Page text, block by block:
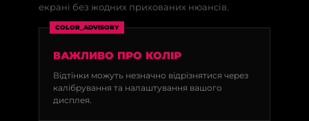
екрані без жодних прихованих нюансів.
COLOR_ADVISORY
ВАЖЛИВО ПРО КОЛІР
Відтінки можуть незначно відрізнятися через
калібрування та налаштування вашого
дисплея.